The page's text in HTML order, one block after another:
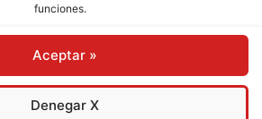
funciones.
Aceptar »
Denegar X
independencia,
subvenciones o ayudas públicas o
nuestros directivos, redactores y
remuneración alguna. Realizamos
amor al periodismo, a la verdad y a la
con la ciudadanía.